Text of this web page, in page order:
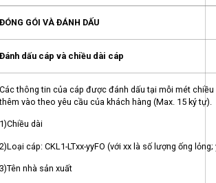
ĐÓNG GÓI VÀ ĐÁNH DẤU
Đánh dấu cáp và chiều dài cáp
Các thông tin của cáp được đánh dấu tại mỗi mét
thêm vào theo yêu cầu của khách hàng (Max. 15 ký tự).
1)Chiều dài
2)Loại cáp: CKL1-LTxx-yyFO (với xx là số lượng ống
3)Tên nhà sản xuất